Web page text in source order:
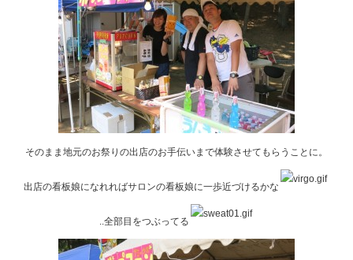
そのまま地元のお祭りの出店のお手伝いまで体験させてもらうことに。
出店の看板娘になれればサロンの看板娘に一歩近づけるかな
..全部目をつぶってる